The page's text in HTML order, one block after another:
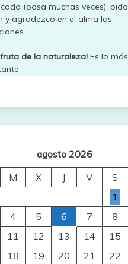
(pasa muchas veces), pido
y agradezco en el alma las
de la naturaleza!Es lo más
agosto 2026
M X J V S
1
4 5 6 7 8
11 12 13 14 15
18 19 20 21 22